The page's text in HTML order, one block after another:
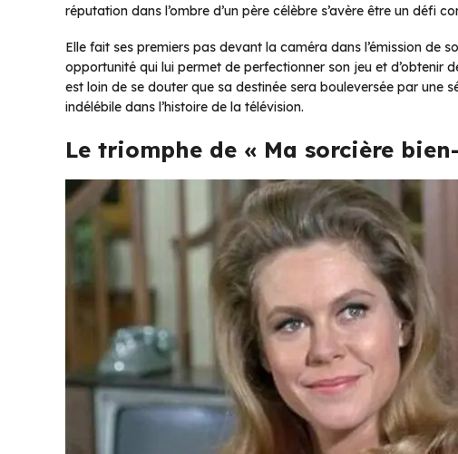
réputation dans l’ombre d’un père célèbre s’avère être un défi
Elle fait ses premiers pas devant la caméra dans l’émission de
opportunité qui lui permet de perfectionner son jeu et d’obtenir
est loin de se douter que sa destinée sera bouleversée par une
indélébile dans l’histoire de la télévision.
Le triomphe de « Ma sorcière